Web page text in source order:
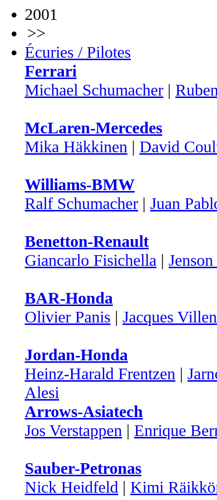
2001
>>
Écuries / Pilotes
Ferrari
Michael Schumacher |
McLaren-Mercedes
Mika Häkkinen | David
Williams-BMW
Ralf Schumacher | Juan
Benetton-Renault
Giancarlo Fisichella |
BAR-Honda
Olivier Panis | Jacques
Jordan-Honda
Heinz-Harald Frentzen |
Alesi
Arrows-Asiatech
Jos Verstappen | Enrique
Sauber-Petronas
Nick Heidfeld | Kimi